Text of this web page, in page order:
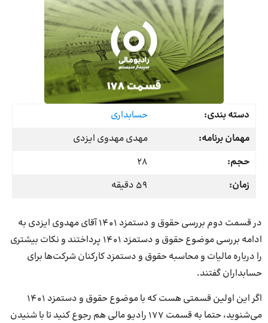
دسته بندی:
حسابداری
مهمان برنامه:
مهدی مهدوی ایزدی
حجم:
28
زمان:
59 دقیقه
در قسمت دوم بررسی حقوق و دستمزد 1401 آقای مهدوی ایزدی به
ادامه بررسی موضوع حقوق و دستمزد 1401 پرداختند و نکات بیشتری
را درباره مالیات و محاسبه حقوق و دستمزد کارکنان شرکت‌ها برای
حسابداران گفتند.
اگر این اولین قسمتی هست که با موضوع حقوق و دستمزد 1401
می‌شنوید، حتما به قسمت 177 رادیو مالی هم رجوع کنید تا با شنیدن